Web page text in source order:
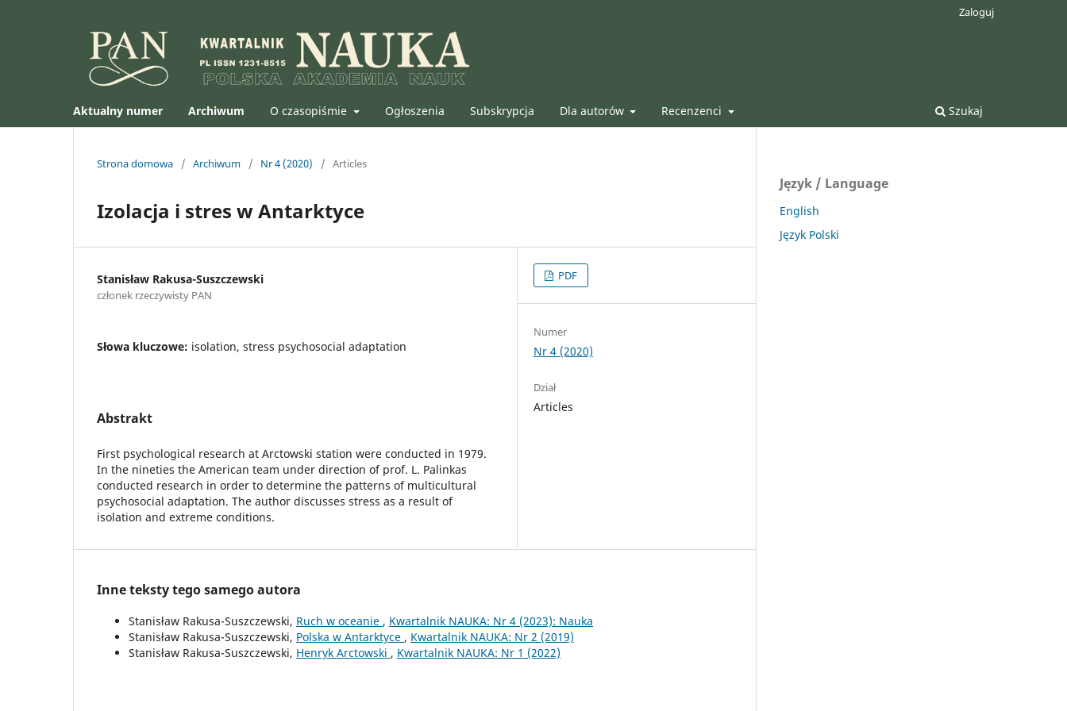
Aktualny numer Archiwum O czasopiśmie Ogłoszenia Subskrypcja Dla autorów Recenzenci Szukaj
Zaloguj
Strona domowa / Archiwum / Nr 4 (2020) / Articles
Izolacja i stres w Antarktyce
Stanisław Rakusa-Suszczewski
członek rzeczywisty PAN
Słowa kluczowe: isolation, stress psychosocial adaptation
Abstrakt
First psychological research at Arctowski station were conducted in 1979.
In the nineties the American team under direction of prof. L. Palinkas
conducted research in order to determine the patterns of multicultural
psychosocial adaptation. The author discusses stress as a result of
isolation and extreme conditions.
PDF
Numer
Nr 4 (2020)
Dział
Articles
Inne teksty tego samego autora
Stanisław Rakusa-Suszczewski, Ruch w oceanie , Kwartalnik NAUKA: Nr 4 (2023): Nauka
Stanisław Rakusa-Suszczewski, Polska w Antarktyce , Kwartalnik NAUKA: Nr 2 (2019)
Stanisław Rakusa-Suszczewski, Henryk Arctowski , Kwartalnik NAUKA: Nr 1 (2022)
Język / Language
English
Język Polski